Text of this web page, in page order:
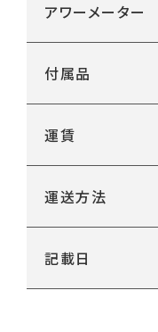
アワーメーター
付属品
運賃
運送方法
記載日